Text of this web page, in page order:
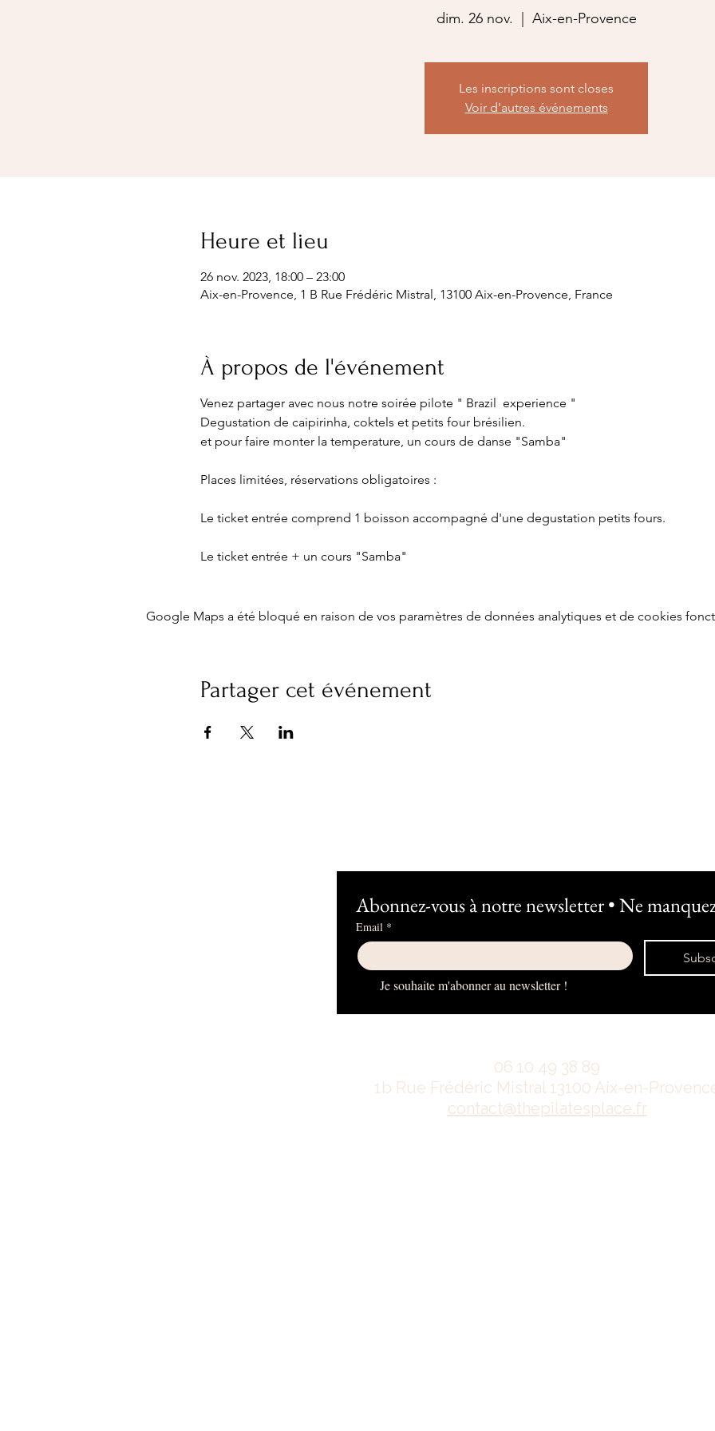
dim. 26 nov. Aix-en-Provence
Les inscriptions sont closes
Voir d'autres événements
Heure et lieu
26 nov. 2023, 18:00 – 23:00
Aix-en-Provence, 1 B Rue Frédéric Mistral, 13100 Aix-en-Provence, France
À propos de l'événement
Venez partager avec nous notre soirée pilote " Brazil experience "
Degustation de caipirinha, coktels et petits four brésilien.
et pour faire monter la temperature, un cours de danse "Samba"
Places limitées, réservations obligatoires :
Le ticket entrée comprend 1 boisson accompagné d'une degustation petits fours.
Le ticket entrée + un cours "Samba"
Google Maps a été bloqué en raison de vos paramètres de données analytiques et de cookies
Partager cet événement
Abonnez-vous à notre newsletter • Ne
Email *
Je souhaite m'abonner au newsletter !
06 10 49 38 89
1b Rue Frédéric Mistral 13100 Aix-en-
contact@thepilatesplace.fr